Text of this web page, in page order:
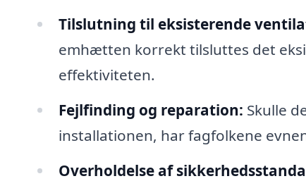
Tilslutning til eksisterende
emhætten korrekt tilsluttes det
effektiviteten.
Fejlfinding og reparation: Skulle
installationen, har fagfolkene
Overholdelse af